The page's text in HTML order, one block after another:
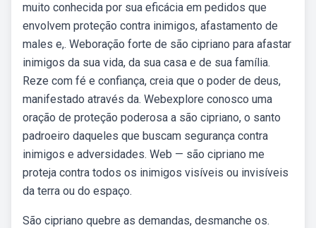
muito conhecida por sua eficácia em pedidos que
envolvem proteção contra inimigos, afastamento de
males e,. Weboração forte de são cipriano para afastar
inimigos da sua vida, da sua casa e de sua família.
Reze com fé e confiança, creia que o poder de deus,
manifestado através da. Webexplore conosco uma
oração de proteção poderosa a são cipriano, o santo
padroeiro daqueles que buscam segurança contra
inimigos e adversidades. Web — são cipriano me
proteja contra todos os inimigos visíveis ou invisíveis
da terra ou do espaço.
São cipriano quebre as demandas, desmanche os.